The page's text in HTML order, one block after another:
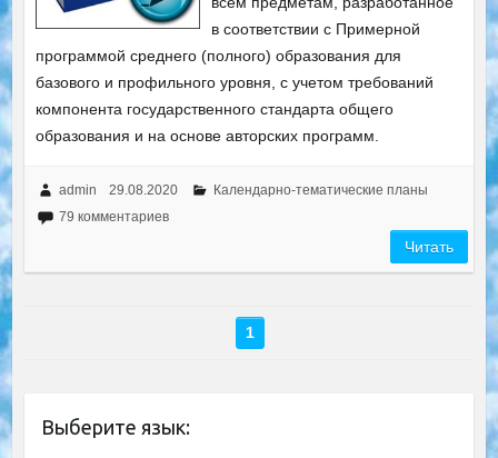
в соответствии с Примерной
программой среднего (полного) образования для
базового и профильного уровня, с учетом требований
компонента государственного стандарта общего
образования и на основе авторских программ.
admin 29.08.2020
Календарно-тематические планы
79 комментариев
Читать
1
Выберите язык: